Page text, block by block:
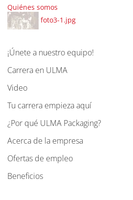
Quiénes somos
foto3-1.jpg
N
a
e
g
c
i
ó
¡Únete a nuestro equipo!
Carrera en ULMA
Video
Tu carrera empieza aquí
¿Por qué ULMA Packaging?
Acerca de la empresa
Ofertas de empleo
Beneficios